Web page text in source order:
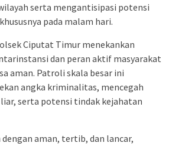
serta mengantisipasi potensi
pada malam hari.
Ciputat Timur menekankan
dan peran aktif masyarakat
aman. Patroli skala besar ini
angka kriminalitas, mencegah
serta potensi tindak kejahatan
aman, tertib, dan lancar,